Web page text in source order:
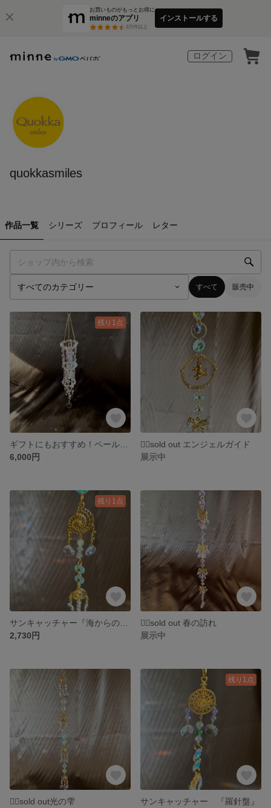
お買いものがもっとお得に
minneのアプリ
3万件以上
インストールする
ログイン
quokkasmiles
作品一覧 シリーズ プロフィール レター
すべて 販売中
残り1点
6,000円
🙇‍♀️sold out エンジェルガイド
展示中
残り1点
2,730円
🙇‍♀️sold out 春の訪れ
展示中
🙇‍♀️sold out光の雫
残り1点
サンキャッチャー 『羅針盤』